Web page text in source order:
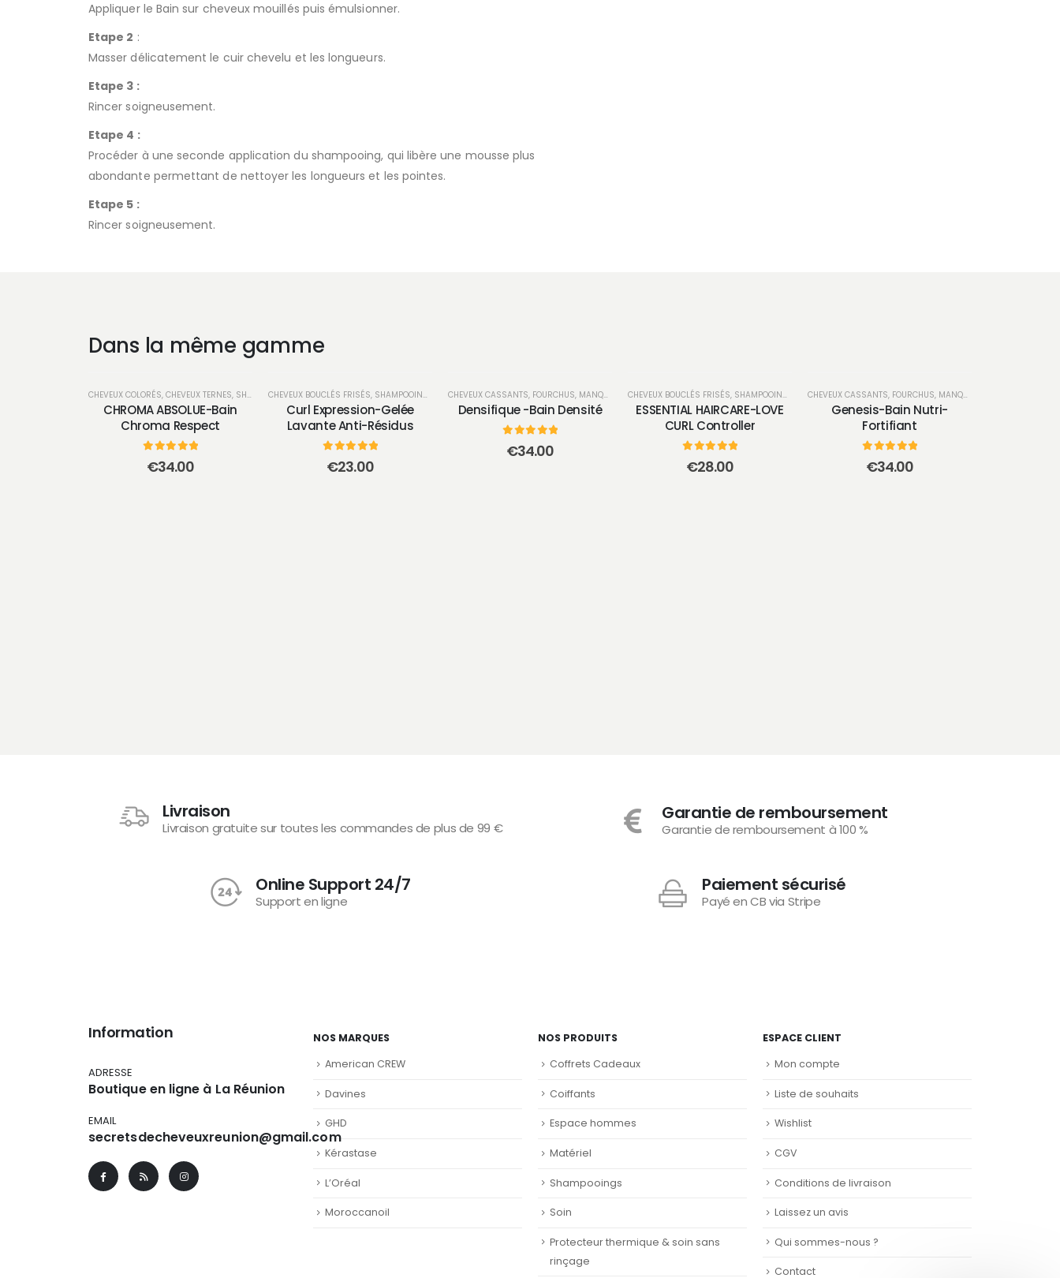
Appliquer le Bain sur cheveux mouillés puis émulsionner.
Etape 2 :
Masser délicatement le cuir chevelu et les longueurs.
Etape 3 :
Rincer soigneusement.
Etape 4 :
Procéder à une seconde application du shampooing, qui libère une mousse plus
abondante permettant de nettoyer les longueurs et les pointes.
Etape 5 :
Rincer soigneusement.
Dans la même gamme
CHEVEUX COLORÉS, CHEVEUX TERNES, SHAMPOOINGS
CHROMA ABSOLUE-Bain
Chroma Respect
sur 5
€34.00
CHEVEUX BOUCLÉS FRISÉS, SHAMPOOINGS
Curl Expression-Gelée
Lavante Anti-Résidus
sur 5
€23.00
CHEVEUX CASSANTS, FOURCHUS, MANQUE DE MATIÈRE , SHAMPOOINGS
Densifique -Bain Densité
sur 5
€34.00
CHEVEUX BOUCLÉS FRISÉS, SHAMPOOINGS
ESSENTIAL HAIRCARE-LOVE
CURL Controller
sur 5
€28.00
CHEVEUX CASSANTS, FOURCHUS, MANQUE DE MATIÈRE
Genesis-Bain Nutri-
Fortifiant
sur 5
€34.00
Livraison
Livraison gratuite sur toutes les commandes de plus de 99 €
Garantie de remboursement
Garantie de remboursement à 100 %
Online Support 24/7
Support en ligne
Paiement sécurisé
Payé en CB via Stripe
Information
ADRESSE
Boutique en ligne à La Réunion
EMAIL
secretsdecheveuxreunion@gmail.com
NOS MARQUES
American CREW
Davines
GHD
Kérastase
L’Oréal
Moroccanoil
NOS PRODUITS
Coffrets Cadeaux
Coiffants
Espace hommes
Matériel
Shampooings
Soin
Protecteur thermique & soin sans
rinçage
ESPACE CLIENT
Mon compte
Liste de souhaits
Wishlist
CGV
Conditions de livraison
Laissez un avis
Qui sommes-nous ?
Contact